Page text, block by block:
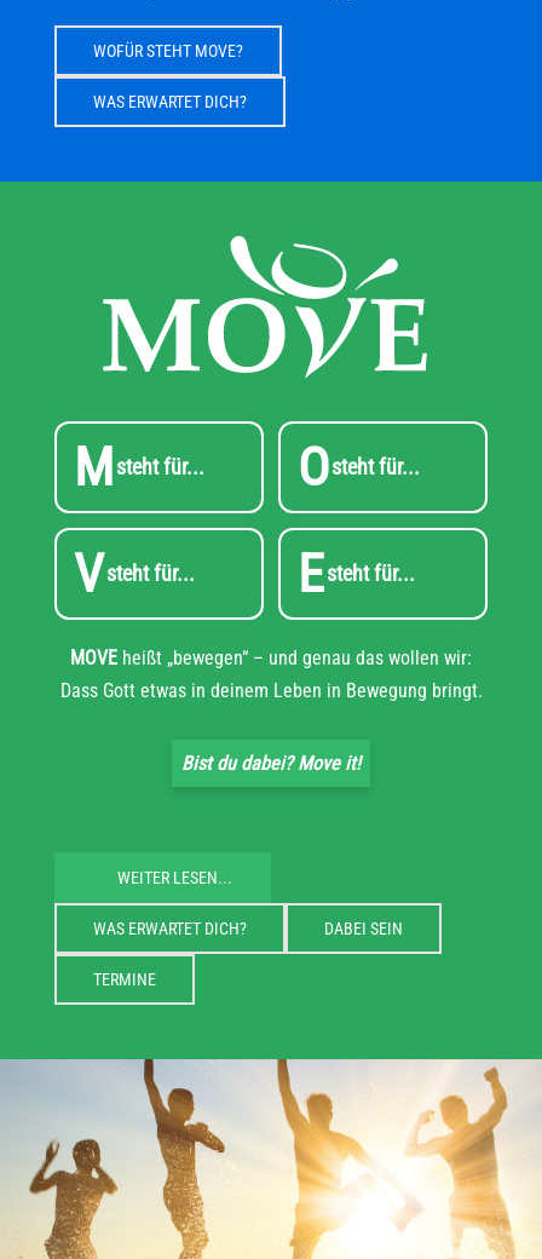
WOFÜR STEHT MOVE?
WAS ERWARTET DICH?
Msteht für... Osteht für...
Vsteht für... Esteht für...
MOVE heißt „bewegen“ – und genau das wollen wir:
Dass Gott etwas in deinem Leben in Bewegung bringt.
Bist du dabei? Move it!
WEITER LESEN...
WAS ERWARTET DICH? DABEI SEIN
TERMINE